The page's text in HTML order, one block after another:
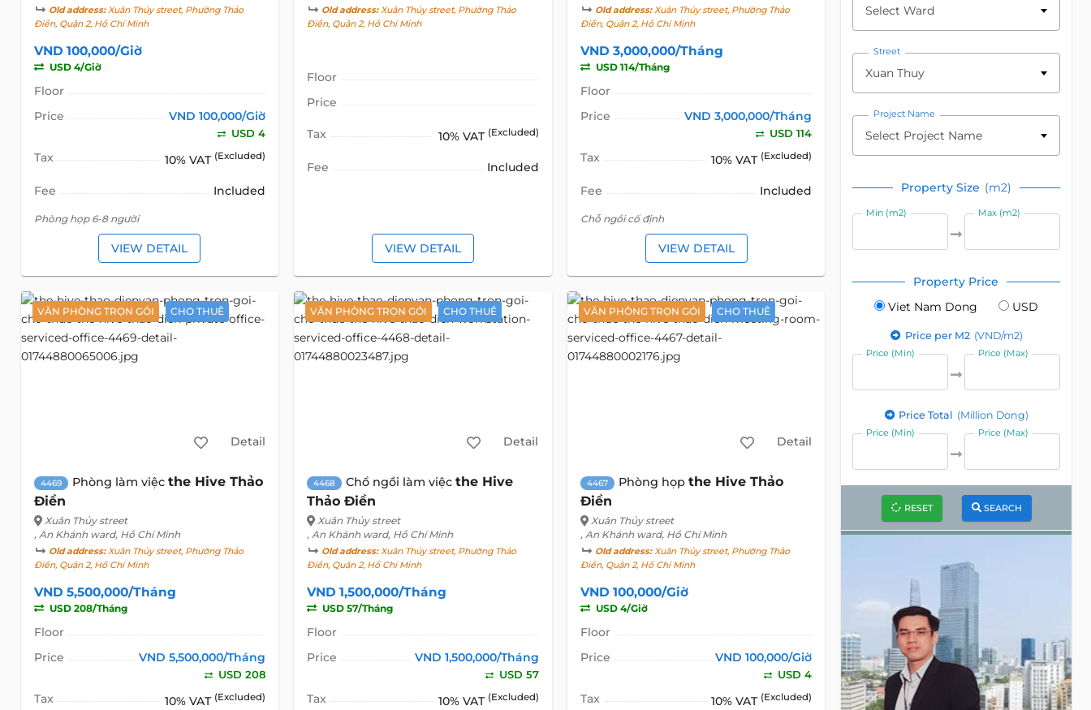
Old address:Xuân Thủy street, Phường Thảo
Điền, Quận 2, Hồ Chí Minh
VND 100,000/Giờ
USD 4/Giờ
Floor
Price
VND 100,000/Giờ
USD 4
Tax 10% VAT (Excluded)
Fee Included
Phòng họp 6-8 người
VIEW DETAIL
Old address:Xuân Thủy street, Phường Thảo
Điền, Quận 2, Hồ Chí Minh
Floor
Price
Tax 10% VAT (Excluded)
Fee Included
VIEW DETAIL
Old address:Xuân Thủy street, Phường Thảo
Điền, Quận 2, Hồ Chí Minh
VND 3,000,000/Tháng
USD 114/Tháng
Floor
Price
VND 3,000,000/Tháng
USD 114
Tax 10% VAT (Excluded)
Fee Included
Chỗ ngồi cố định
VIEW DETAIL
VĂN PHÒNG TRỌN GÓI CHO THUÊ
Detail
4469 Phòng làm việc the Hive Thảo
Điền
Xuân Thủy street
, An Khánh ward, Hồ Chí Minh
Old address:Xuân Thủy street, Phường Thảo
Điền, Quận 2, Hồ Chí Minh
VND 5,500,000/Tháng
USD 208/Tháng
Floor
Price
VND 5,500,000/Tháng
USD 208
Tax 10% VAT (Excluded)
VĂN PHÒNG TRỌN GÓI CHO THUÊ
Detail
4468 Chổ ngồi làm việcthe Hive
Thảo Điền
Xuân Thủy street
, An Khánh ward, Hồ Chí Minh
Old address:Xuân Thủy street, Phường Thảo
Điền, Quận 2, Hồ Chí Minh
VND 1,500,000/Tháng
USD 57/Tháng
Floor
Price
VND 1,500,000/Tháng
USD 57
Tax 10% VAT (Excluded)
VĂN PHÒNG TRỌN GÓI CHO THUÊ
Detail
4467 Phòng họp the Hive Thảo
Điền
Xuân Thủy street
, An Khánh ward, Hồ Chí Minh
Old address:Xuân Thủy street, Phường Thảo
Điền, Quận 2, Hồ Chí Minh
VND 100,000/Giờ
USD 4/Giờ
Floor
Price
VND 100,000/Giờ
USD 4
Tax 10% VAT (Excluded)
Select Ward
Street
Xuan Thuy
Project Name
Select Project Name
Property Size (m2)
Min (m2) Max (m2)
Property Price
Viet Nam Dong
USD
Price per M2 (VND/m2)
Price (Min) Price (Max)
Price Total (Million Dong)
Price (Min) Price (Max)
RESET SEARCH